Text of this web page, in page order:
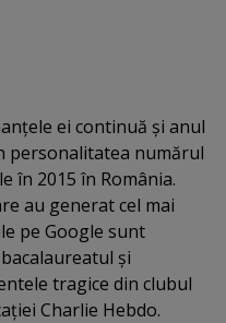
ei continuă şi anul
personalitatea numărul
în 2015 în România.
au generat cel mai
pe Google sunt
şi
tragice din clubul
Charlie Hebdo.